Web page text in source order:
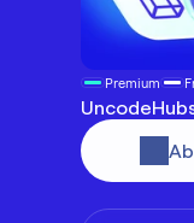
Premium